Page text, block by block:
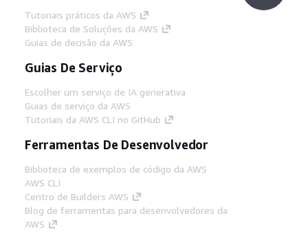
Tutoriais práticos da AWS
Biblioteca de Soluções da AWS
Guias de decisão da AWS
Guias De Serviço
Escolher um serviço de IA generativa
Guias de serviço da AWS
Tutoriais da AWS CLI no GitHub
Ferramentas De Desenvolvedor
Biblioteca de exemplos de código da AWS
AWS CLI
Centro de Builders AWS
Blog de ferramentas para desenvolvedores da
AWS